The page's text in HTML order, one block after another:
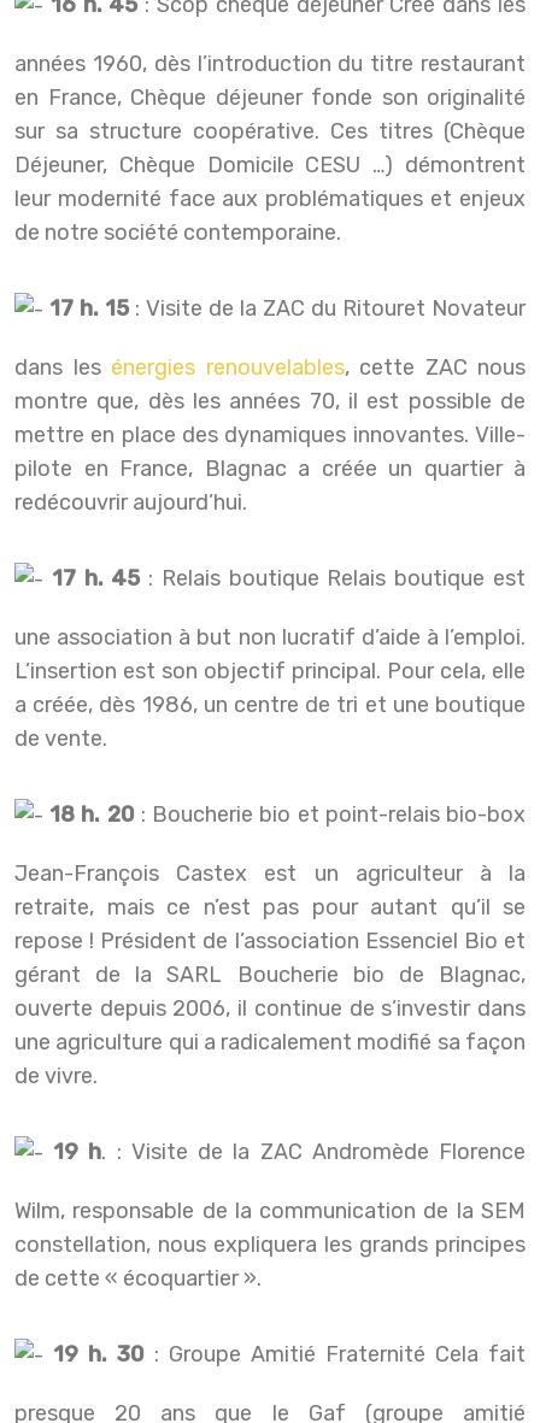
années 1960, dès l’introduction du titre restaurant
en France, Chèque déjeuner fonde son originalité
sur sa structure coopérative. Ces titres (Chèque
Déjeuner, Chèque Domicile CESU …) démontrent
leur modernité face aux problématiques et enjeux
de notre société contemporaine.
17 h. 15 : Visite de la ZAC du Ritouret Novateur
dans les énergies renouvelables, cette ZAC nous
montre que, dès les années 70, il est possible de
mettre en place des dynamiques innovantes. Ville-
pilote en France, Blagnac a créée un quartier à
redécouvrir aujourd’hui.
17 h. 45 : Relais boutique Relais boutique est
une association à but non lucratif d’aide à l’emploi.
L’insertion est son objectif principal. Pour cela, elle
a créée, dès 1986, un centre de tri et une boutique
de vente.
18 h. 20: Boucherie bio et point-relais bio-box
Jean-François Castex est un agriculteur à la
retraite, mais ce n’est pas pour autant qu’il se
repose ! Président de l’association Essenciel Bio et
gérant de la SARL Boucherie bio de Blagnac,
ouverte depuis 2006, il continue de s’investir dans
une agriculture qui a radicalement modifié sa façon
de vivre.
19 h. : Visite de la ZAC Andromède Florence
Wilm, responsable de la communication de la SEM
constellation, nous expliquera les grands principes
de cette « écoquartier ».
19 h. 30 : Groupe Amitié Fraternité Cela fait
presque 20 ans que le Gaf (groupe amitié